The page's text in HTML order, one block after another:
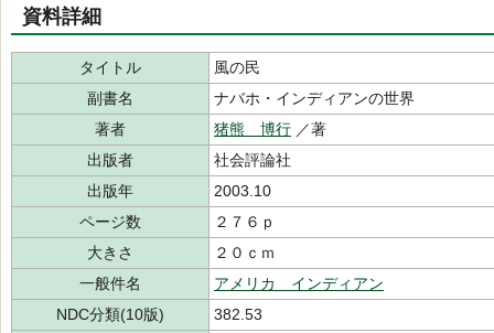
資料詳細
タイトル
風の民
副書名
ナバホ・インディアンの世界
著者
猪熊 博行 ／著
出版者
社会評論社
出版年
2003.10
ページ数
２７６ｐ
大きさ
２０ｃｍ
一般件名
アメリカ インディアン
NDC分類(10版)
382.53